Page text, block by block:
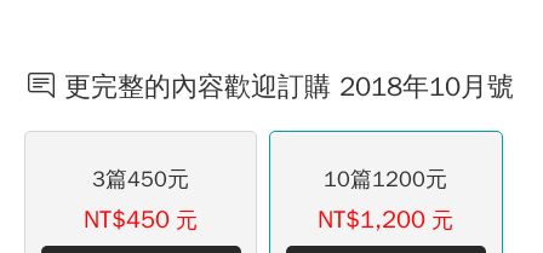
更完整的內容歡迎訂購 2018年10月號
3篇450元
NT$450 元
10篇1200元
NT$1,200 元